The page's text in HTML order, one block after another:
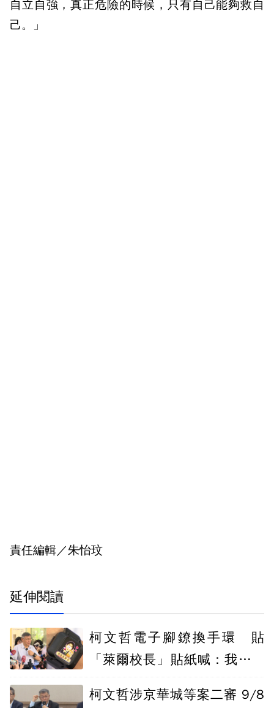
自立自強，真正危險的時候，只有自己能夠救自
己。」
責任編輯／朱怡玟
延伸閱讀
柯文哲電子腳鐐換手環 貼
「萊爾校長」貼紙喊：我又不
柯文哲涉京華城等案二審 9/8